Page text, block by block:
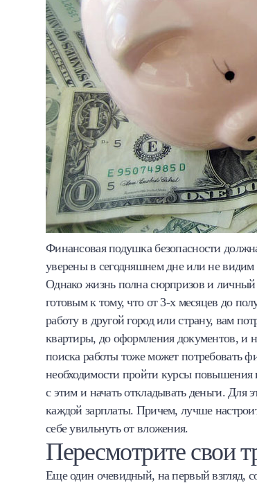
Финансовая подушка безопасности
уверены в сегодняшнем дне или не видим
Однако жизнь полна сюрпризов и личный
готовым к тому, что от 3-х месяцев до
работу в другой город или страну, вам
квартиры, до оформления документов, и
поиска работы тоже может потребовать
необходимости пройти курсы
с этим и начать откладывать деньги. Для
каждой зарплаты. Причем, лучше
себе увильнуть от вложения.
Пересмотрите свои
Еще один очевидный, на первый взгляд,